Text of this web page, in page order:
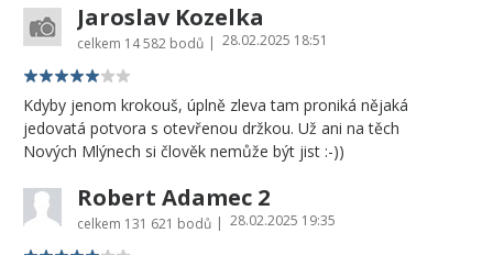
Jaroslav Kozelka
celkem 14 582 bodů | 28.02.2025 18:51
Kdyby jenom krokouš, úplně zleva tam proniká nějaká
jedovatá potvora s otevřenou držkou. Už ani na těch
Nových Mlýnech si člověk nemůže být jist :-))
Robert Adamec 2
celkem 131 621 bodů | 28.02.2025 19:35